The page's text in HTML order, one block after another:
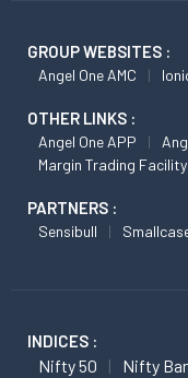
GROUP WEBSITES :
Angel One AMC
OTHER LINKS :
Angel One APP
Margin Trading Facility
PARTNERS :
Sensibull
INDICES :
Nifty 50 Nifty